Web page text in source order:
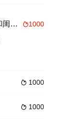
1000
穿到不正经小说，和闺蜜玩爽了
 1000
 1000